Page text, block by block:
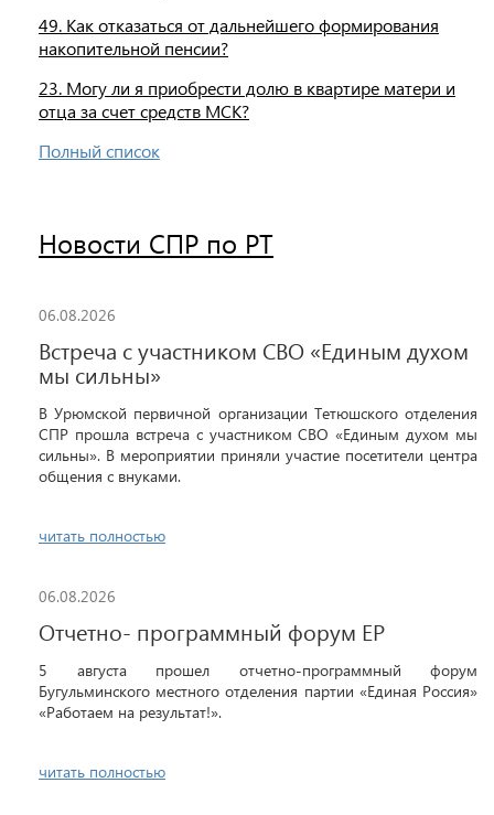
49. Как отказаться от дальнейшего формирования
накопительной пенсии?
23. Могу ли я приобрести долю в квартире матери и
отца за счет средств МСК?
Полный список
Новости СПР по РТ
06.08.2026
Встреча с участником СВО «Единым духом
мы сильны»
В Урюмской первичной организации Тетюшского отделения
СПР прошла встреча с участником СВО «Единым духом мы
сильны». В мероприятии приняли участие посетители центра
общения с внуками.
читать полностью
06.08.2026
Отчетно- программный форум ЕР
5 августа прошел отчетно-программный форум
Бугульминского местного отделения партии «Единая Россия»
«Работаем на результат!».
читать полностью